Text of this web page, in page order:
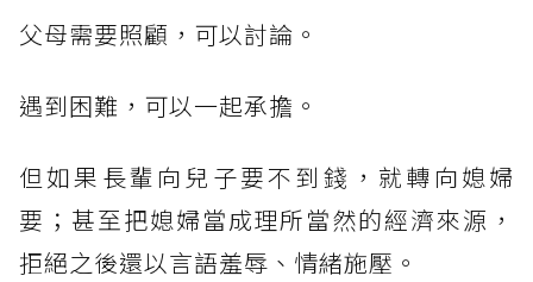
父母需要照顧，可以討論。
遇到困難，可以一起承擔。
但如果長輩向兒子要不到錢，就轉向媳婦
要；甚至把媳婦當成理所當然的經濟來源，
拒絕之後還以言語羞辱、情緒施壓。